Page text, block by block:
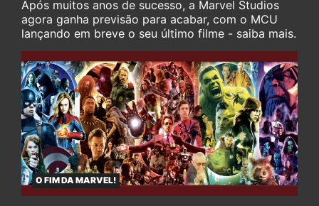
Após muitos anos de sucesso, a Marvel Studios
agora ganha previsão para acabar, com o MCU
lançando em breve o seu último filme - saiba mais.
O FIM DA MARVEL!